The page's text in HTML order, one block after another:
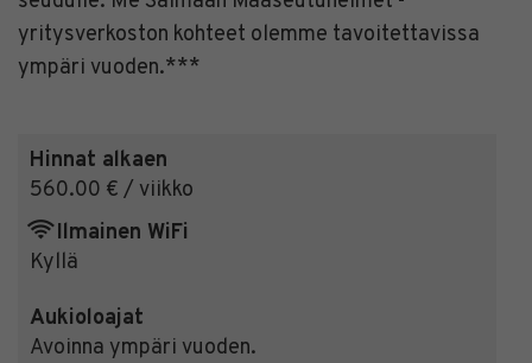
yritysverkoston kohteet olemme tavoitettavissa
ympäri vuoden.***
Hinnat alkaen
560.00 € / viikko
Ilmainen WiFi
Kyllä
Aukioloajat
Avoinna ympäri vuoden.